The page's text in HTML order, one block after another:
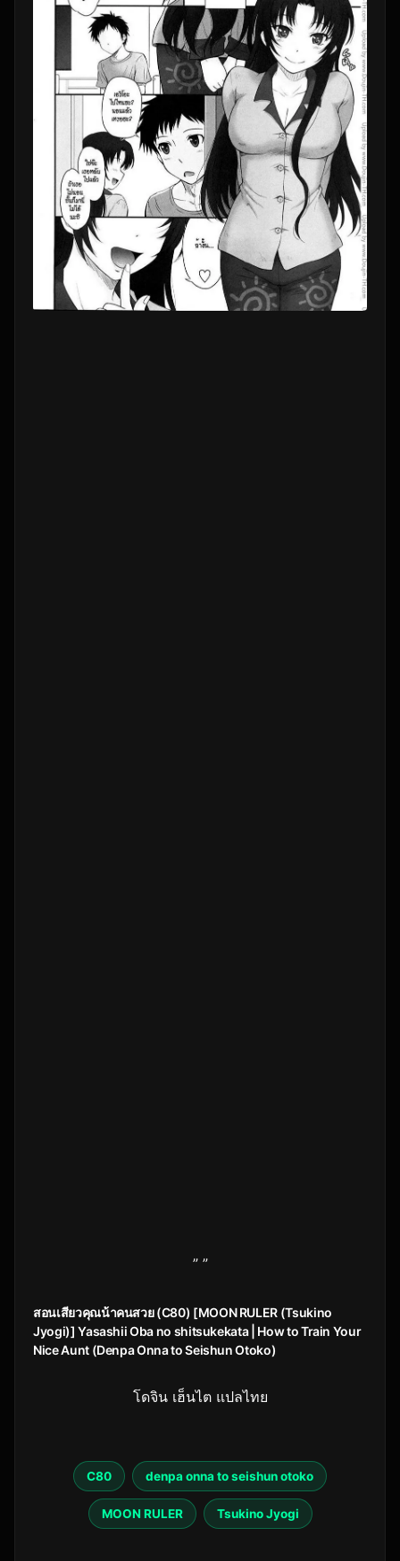
” ”
สอนเสียวคุณน้าคนสวย (C80) [MOON RULER (Tsukino
Jyogi)] Yasashii Oba no shitsukekata | How to Train Your
Nice Aunt (Denpa Onna to Seishun Otoko)
โดจิน เฮ็นไต แปลไทย
C80 denpa onna to seishun otoko
MOON RULER Tsukino Jyogi